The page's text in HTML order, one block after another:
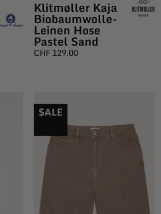
Klitmøller Kaja
Biobaumwolle-
Leinen Hose
Pastel Sand
CHF 129.00
$ALE